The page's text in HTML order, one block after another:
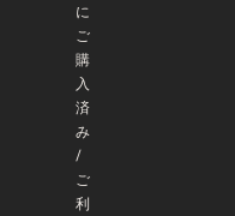
に
ご
購
入
済
み
/
ご
利